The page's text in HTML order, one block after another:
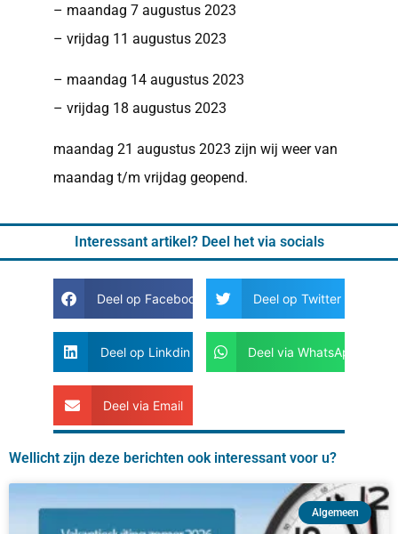
– maandag 7 augustus 2023
– vrijdag 11 augustus 2023
– maandag 14 augustus 2023
– vrijdag 18 augustus 2023
maandag 21 augustus 2023 zijn wij weer van
maandag t/m vrijdag geopend.
Interessant artikel? Deel het via socials
Deel op Facebook Deel op Twitter
Deel op Linkdin Deel via WhatsApp
Deel via Email
Wellicht zijn deze berichten ook interessant voor u?
Algemeen